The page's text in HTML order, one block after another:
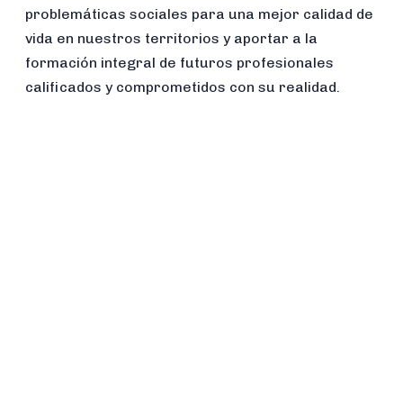
problemáticas sociales para una mejor calidad de
vida en nuestros territorios y aportar a la
formación integral de futuros profesionales
calificados y comprometidos con su realidad.